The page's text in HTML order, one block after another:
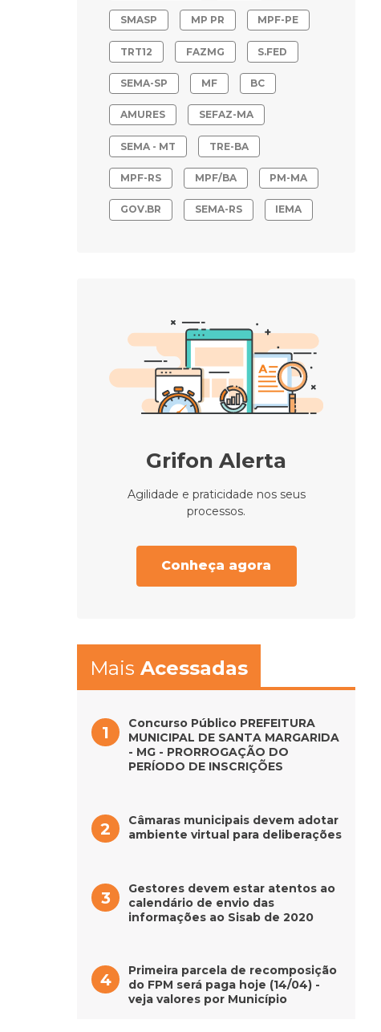
SMASP MP PR MPF-PE
TRT12 FAZMG S.FED
SEMA-SP MF BC
AMURES SEFAZ-MA
SEMA - MT TRE-BA
MPF-RS MPF/BA PM-MA
GOV.BR SEMA-RS IEMA
Grifon Alerta
Agilidade e praticidade nos seus
processos.
Conheça agora
Mais Acessadas
Concurso Público PREFEITURA
MUNICIPAL DE SANTA MARGARIDA
- MG - PRORROGAÇÃO DO
PERÍODO DE INSCRIÇÕES
Câmaras municipais devem adotar
ambiente virtual para deliberações
Gestores devem estar atentos ao
calendário de envio das
informações ao Sisab de 2020
Primeira parcela de recomposição
do FPM será paga hoje (14/04) -
veja valores por Município